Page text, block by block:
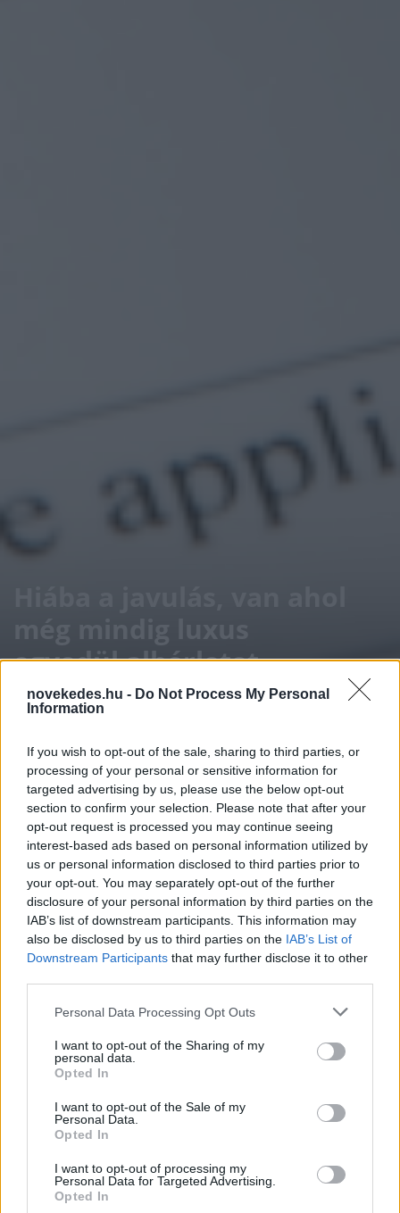
novekedes.hu - Do Not Process My Personal
Information
If you wish to opt-out of the sale, sharing to third parties, or
processing of your personal or sensitive information for
targeted advertising by us, please use the below opt-out
section to confirm your selection. Please note that after your
opt-out request is processed you may continue seeing
interest-based ads based on personal information utilized by
us or personal information disclosed to third parties prior to
your opt-out. You may separately opt-out of the further
disclosure of your personal information by third parties on the
IAB’s list of downstream participants. This information may
also be disclosed by us to third parties on the IAB’s List of
Downstream Participants that may further disclose it to other
Please note that this website/app uses one or more Google
not limited to your visit or usage behaviour. You may click to
grant or deny consent to Google and its third-party tags to
use your data for below specified purposes in below Google
consent section.
Personal Data Processing Opt Outs
I want to opt-out of the Sharing of my
personal data.
Opted In
I want to opt-out of the Sale of my
Personal Data.
Opted In
I want to opt-out of processing my
Personal Data for Targeted Advertising.
Opted In
egyedül albérletet
fenntartani
A rovat támogatója:
Budapesten a kiadó 40-60 négyzetméteres
lakások medián bérleti díja a
kedvezmények nélküli becsült nettó bér 41
százalékát teszi ki. A fővároson belül a
legdrágább kerület az V. kerület, ahol 49
százalékos ez az arány, a legalacsonyabb, 33
kerülethez köthető. A vármegyeszékhelyek